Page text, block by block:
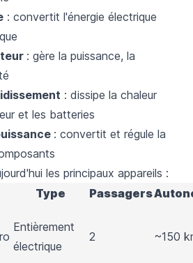
: convertit l'énergie électrique
: gère la puissance, la
: dissipe la chaleur
et les batteries
: convertit et régule la
les principaux appareils :
Type Passagers
Entièrement
électrique
2 ~150